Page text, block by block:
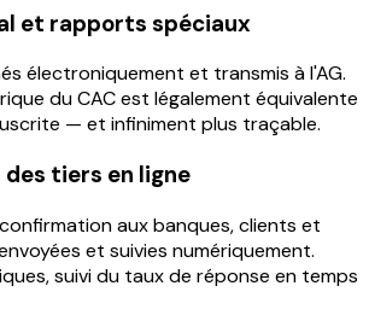
et rapports spéciaux
électroniquement et transmis à l'AG.
du CAC est légalement équivalente
— et infiniment plus traçable.
tiers en ligne
aux banques, clients et
et suivies numériquement.
suivi du taux de réponse en temps